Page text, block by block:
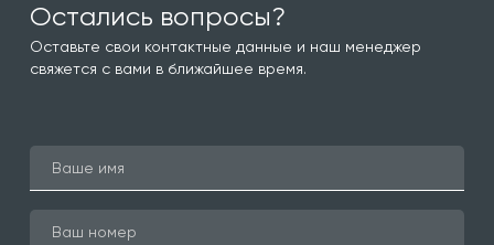
Остались вопросы?
Оставьте свои контактные данные и наш менеджер
свяжется с вами в ближайшее время.